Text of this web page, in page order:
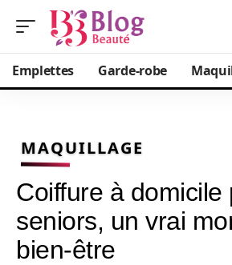
Emplettes Garde-robe
MAQUILLAGE
Coiffure à domicile
seniors, un vrai
bien-être